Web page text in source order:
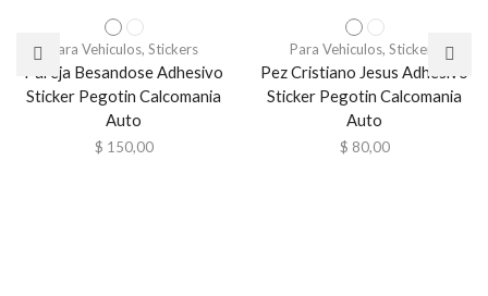
Para Vehiculos, Stickers
Pareja Besandose Adhesivo
Sticker Pegotin Calcomania
Auto
$ 150,00
Para Vehiculos, Stickers
Pez Cristiano Jesus Adhesivo
Sticker Pegotin Calcomania
Auto
$ 80,00